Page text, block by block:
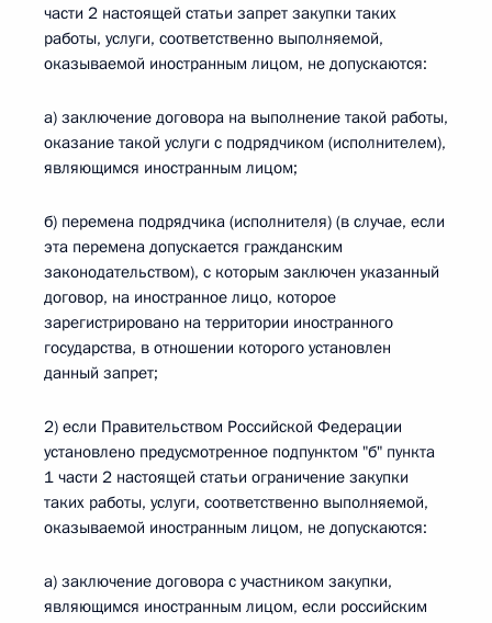
части 2 настоящей статьи запрет закупки таких
работы, услуги, соответственно выполняемой,
оказываемой иностранным лицом, не допускаются:
а) заключение договора на выполнение такой работы,
оказание такой услуги с подрядчиком (исполнителем),
являющимся иностранным лицом;
б) перемена подрядчика (исполнителя) (в случае, если
эта перемена допускается гражданским
законодательством), с которым заключен указанный
договор, на иностранное лицо, которое
зарегистрировано на территории иностранного
государства, в отношении которого установлен
данный запрет;
2) если Правительством Российской Федерации
установлено предусмотренное подпунктом "б" пункта
1 части 2 настоящей статьи ограничение закупки
таких работы, услуги, соответственно выполняемой,
оказываемой иностранным лицом, не допускаются:
а) заключение договора с участником закупки,
являющимся иностранным лицом, если российским